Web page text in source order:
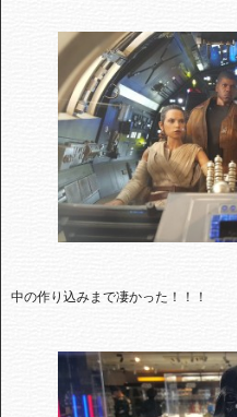
中の作り込みまで凄かった！！！